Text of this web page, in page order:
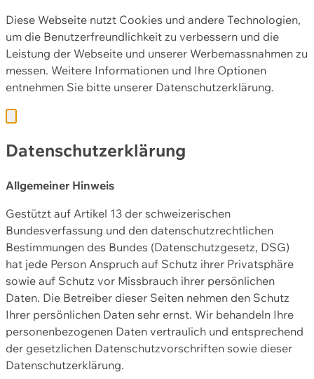
Diese Webseite nutzt Cookies und andere Technologien,
um die Benutzerfreundlichkeit zu verbessern und die
Leistung der Webseite und unserer Werbemassnahmen zu
messen. Weitere Informationen und Ihre Optionen
entnehmen Sie bitte unserer Datenschutzerklärung.
Datenschutzerklärung
Allgemeiner Hinweis
Gestützt auf Artikel 13 der schweizerischen
Bundesverfassung und den datenschutzrechtlichen
Bestimmungen des Bundes (Datenschutzgesetz, DSG)
hat jede Person Anspruch auf Schutz ihrer Privatsphäre
sowie auf Schutz vor Missbrauch ihrer persönlichen
Daten. Die Betreiber dieser Seiten nehmen den Schutz
Ihrer persönlichen Daten sehr ernst. Wir behandeln Ihre
personenbezogenen Daten vertraulich und entsprechend
der gesetzlichen Datenschutzvorschriften sowie dieser
Datenschutzerklärung.